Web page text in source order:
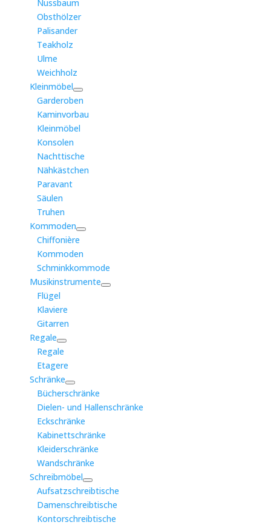
Nussbaum
Obsthölzer
Palisander
Teakholz
Ulme
Weichholz
Kleinmöbel
Garderoben
Kaminvorbau
Kleinmöbel
Konsolen
Nachttische
Nähkästchen
Paravant
Säulen
Truhen
Kommoden
Chiffonière
Kommoden
Schminkkommode
Musikinstrumente
Flügel
Klaviere
Gitarren
Regale
Regale
Etagere
Schränke
Bücherschränke
Dielen- und Hallenschränke
Eckschränke
Kabinettschränke
Kleiderschränke
Wandschränke
Schreibmöbel
Aufsatzschreibtische
Damenschreibtische
Kontorschreibtische